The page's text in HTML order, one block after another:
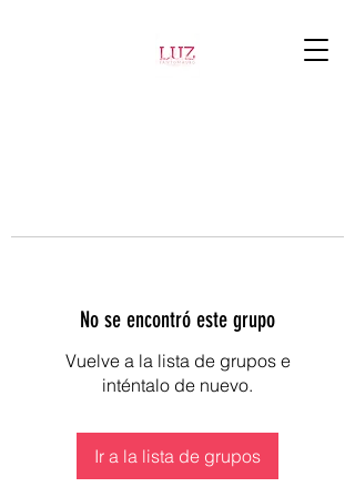
No se encontró este grupo
Vuelve a la lista de grupos e
inténtalo de nuevo.
Ir a la lista de grupos